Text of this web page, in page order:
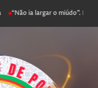
“Não ia largar o miúdo”.